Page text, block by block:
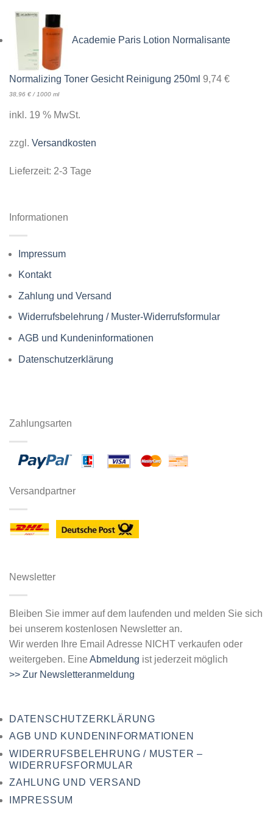
Academie Paris Lotion Normalisante
Normalizing Toner Gesicht Reinigung 250ml 9,74 €
38,96 € / 1000 ml
inkl. 19 % MwSt.
zzgl. Versandkosten
Lieferzeit: 2-3 Tage
Informationen
Impressum
Kontakt
Zahlung und Versand
Widerrufsbelehrung / Muster-Widerrufsformular
AGB und Kundeninformationen
Datenschutzerklärung
Zahlungsarten
Versandpartner
Newsletter
Bleiben Sie immer auf dem laufenden und melden Sie sich
bei unserem kostenlosen Newsletter an.
Wir werden Ihre Email Adresse NICHT verkaufen oder
weitergeben. Eine Abmeldung ist jederzeit möglich
>> Zur Newsletteranmeldung
DATENSCHUTZERKLÄRUNG
AGB UND KUNDENINFORMATIONEN
WIDERRUFSBELEHRUNG / MUSTER –
WIDERRUFSFORMULAR
ZAHLUNG UND VERSAND
IMPRESSUM